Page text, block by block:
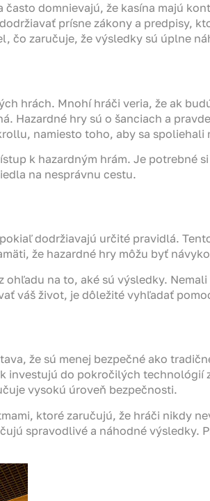
domnievajú, že kasína majú
prísne zákony a predpisy,
čo zaručuje, že výsledky sú úplne
hrách. Mnohí hráči veria, že ak
Hazardné hry sú o šanciach a
namiesto toho, aby sa spoliehali
k hazardným hrám. Je potrebné
na nesprávnu cestu.
dodržiavajú určité pravidlá.
že hazardné hry môžu byť
na to, aké sú výsledky.
váš život, je dôležité vyhľadať
že sú menej bezpečné ako
do pokročilých technológií
vysokú úroveň bezpečnosti.
ktoré zaručujú, že hráči nikdy
spravodlivé a náhodné výsledky.